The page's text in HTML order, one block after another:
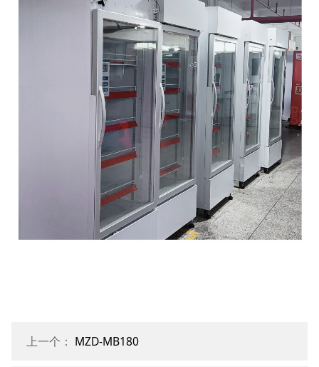
上一个： MZD-MB180